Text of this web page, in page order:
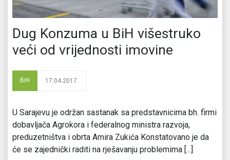
Dug Konzuma u BiH višestruko
veći od vrijednosti imovine
BiH 17.04.2017.
U Sarajevu je održan sastanak sa predstavnicima bh. firmi
dobavljača Agrokora i federalnog ministra razvoja,
preduzetništva i obrta Amira Zukića Konstatovano je da
će se zajednički raditi na rješavanju problemima [...]